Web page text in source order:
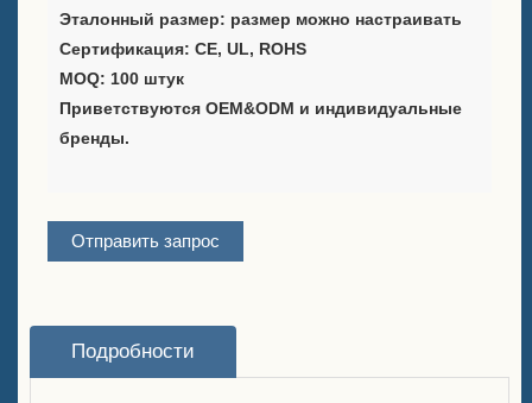
Подставка для меню на
кастомном баре для стола
Ледяное ведро
крышке бара
Кто мы есть
Эталонный размер: размер можно настраивать
Сертификация: CE, UL, ROHS
MOQ: 100 штук
Приветствуются OEM&ODM и индивидуальные
бренды.
Отправить запрос
Подробности